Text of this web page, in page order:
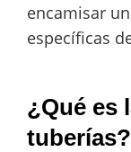
encamisar
específicas
¿Qué es
tuberías?